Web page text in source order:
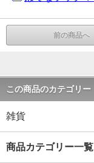
前の商品へ
この商品のカテゴリー
雑貨
商品カテゴリー一覧